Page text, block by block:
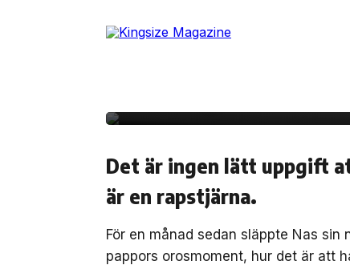
MUSIK 28 maj, 2012
Se Nas lilla
Det är ingen lätt uppgift
är en rapstjärna.
För en månad sedan släppte Nas sin
pappors orosmoment, hur det är att